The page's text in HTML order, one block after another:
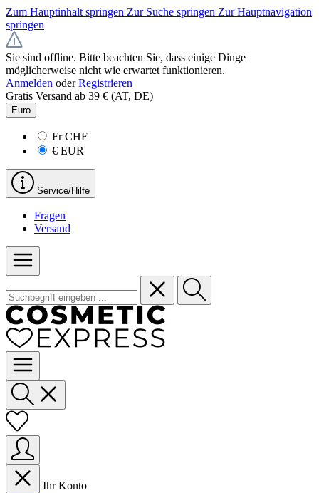
Zum Hauptinhalt springen Zur Suche springen Zur Hauptnavigation
springen
Sie sind offline. Bitte beachten Sie, dass einige Dinge
möglicherweise nicht wie erwartet funktionieren.
Anmelden oder Registrieren
Gratis Versand ab 39 € (AT, DE)
Euro
FrCHF
€ EUR
Service/Hilfe
Fragen
Versand
Ihr Konto